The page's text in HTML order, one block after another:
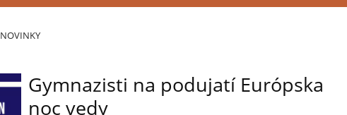
NOVINKY
Gymnazisti na podujatí Európska
noc vedy